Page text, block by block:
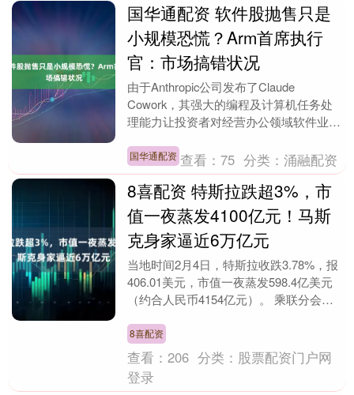
国华通配资 软件股抛售只是
小规模恐慌？Arm首席执行
官：市场搞错状况
由于Anthropic公司发布了Claude
Cowork，其强大的编程及计算机任务处
理能力让投资者对经营办公领域软件业务
股....
国华通配资 查看：75 分类：涌融配资
8喜配资 特斯拉跌超3%，市
值一夜蒸发4100亿元！马斯
克身家逼近6万亿元
当地时间2月4日，特斯拉收跌3.78%，报
406.01美元，市值一夜蒸发598.4亿美元
（约合人民币4154亿元）。 乘联分会数
8喜配资
查看：206 分类： 股票配资门户网
登录